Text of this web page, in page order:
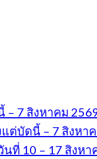
– 7 สิงหาคม
ต่บัดนี้ – 7 สิงหา
ที่ 10 – 17 สิงหา